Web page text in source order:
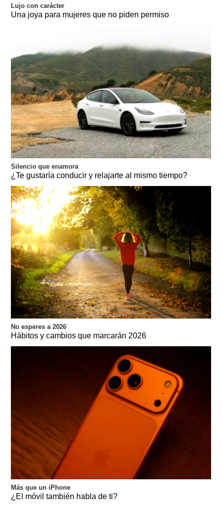
Lujo con carácter
Una joya para mujeres que no piden permiso
Silencio que enamora
¿Te gustaría conducir y relajarte al mismo tiempo?
No esperes a 2026
Hábitos y cambios que marcarán 2026
Más que un iPhone
¿El móvil también habla de ti?